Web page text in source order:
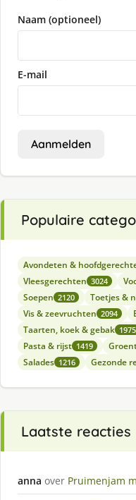
Naam (optioneel)
E-mail
Aanmelden
Populaire
Avondeten &
Vleesgerechten 3024
Soepen 2120 Toetjes &
Vis & zeevruchten 2094
Taarten, koek & gebak 1975
Pasta & rijst 1419
Salades 1216 Gezonde
Laatste reacties
anna over Pruimenjam